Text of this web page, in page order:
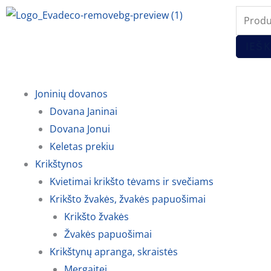
Pereiti
search
Joninių dovanos
Dovana Janinai
Dovana Jonui
Keletas prekiu
Krikštynos
Kvietimai krikšto tėvams ir svečiams
Krikšto žvakės, žvakės papuošimai
Krikšto žvakės
Žvakės papuošimai
Krikštynų apranga, skraistės